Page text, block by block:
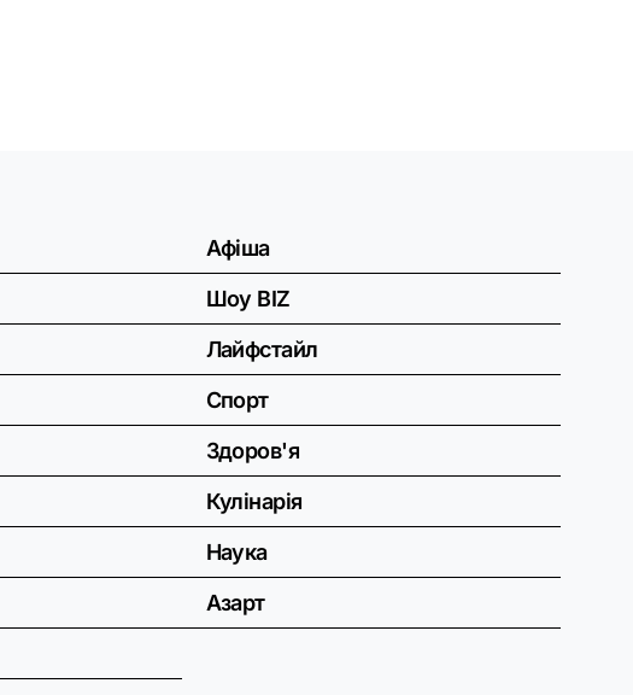
Афіша
Шоу BIZ
Лайфстайл
Спорт
Здоров'я
Кулінарія
Наука
Азарт